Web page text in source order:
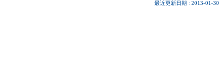
最近更新日期 : 2013-01-30